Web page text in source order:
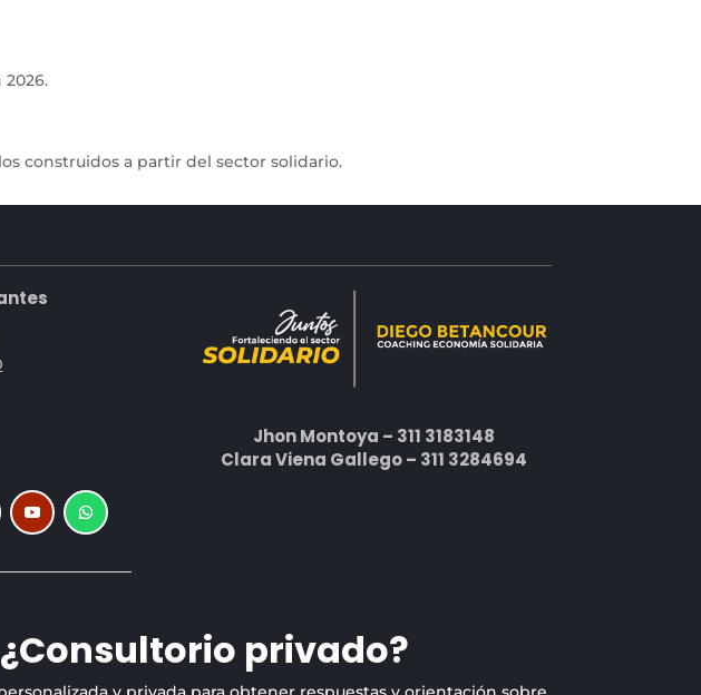
construidos a partir del sector solidario.
Jhon Montoya – 311 3183148
Clara Viena Gallego – 311 3284694
¿Consultorio privado?